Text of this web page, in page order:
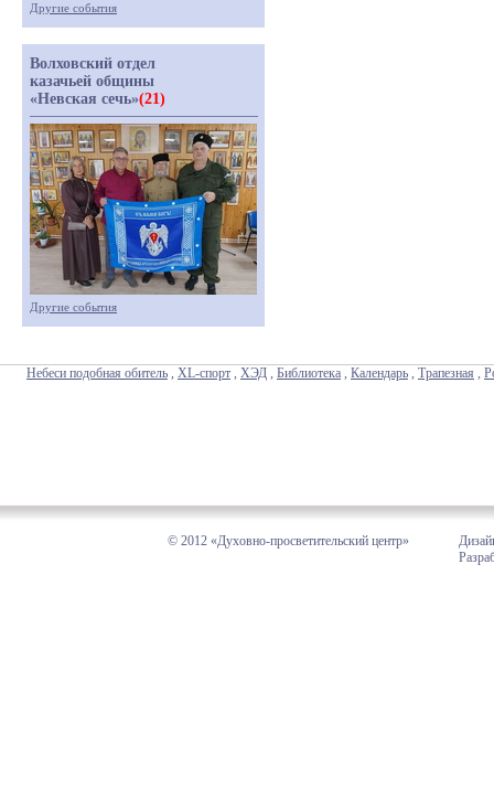
Другие события
Волховский отдел
казачьей общины
«Невская сечь»(21)
Другие события
Небеси подобная обитель , XL-спорт , ХЭД , Библиотека , Календарь , Трапезная ,
© 2012 «Духовно-просветительский центр»